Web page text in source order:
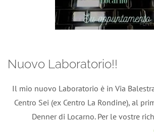
Nuovo Laboratorio!!
Il mio nuovo Laboratorio è in Via
Centro Sei (ex Centro La Rondine), al
Denner di Locarno. Per le vostre